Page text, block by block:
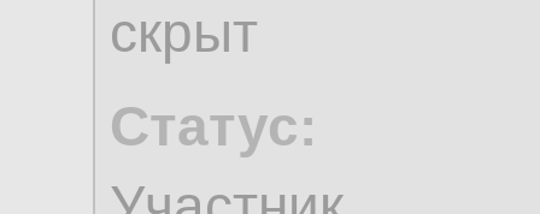
скрыт
Статус: